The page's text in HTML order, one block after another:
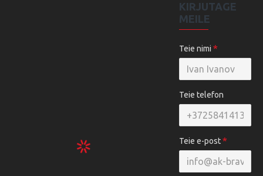
KIRJUTAGE
MEILE
Teie nimi
Teie telefon
Teie e-post